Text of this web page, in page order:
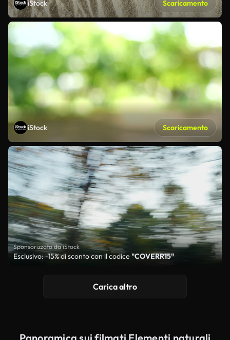
iStock Scaricamento
iStock Scaricamento
Sponsorizzato da iStock
Esclusivo: -15% di sconto con il codice "COVERR15"
Carica altro